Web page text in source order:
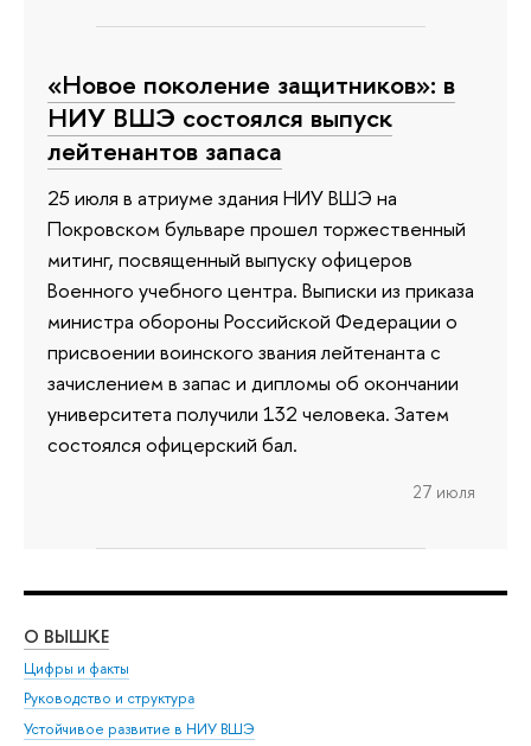
«Новое поколение защитников»: в
НИУ ВШЭ состоялся выпуск
лейтенантов запаса
25 июля в атриуме здания НИУ ВШЭ на
Покровском бульваре прошел торжественный
митинг, посвященный выпуску офицеров
Военного учебного центра. Выписки из приказа
министра обороны Российской Федерации о
присвоении воинского звания лейтенанта с
зачислением в запас и дипломы об окончании
университета получили 132 человека. Затем
состоялся офицерский бал.
27 июля
О ВЫШКЕ
Цифры и факты
Руководство и структура
Устойчивое развитие в НИУ ВШЭ